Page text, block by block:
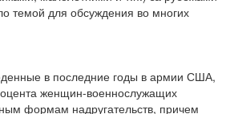
темой для обсуждения во многих
в последние годы в армии США,
женщин-военнослужащих
формам надругательств, причем